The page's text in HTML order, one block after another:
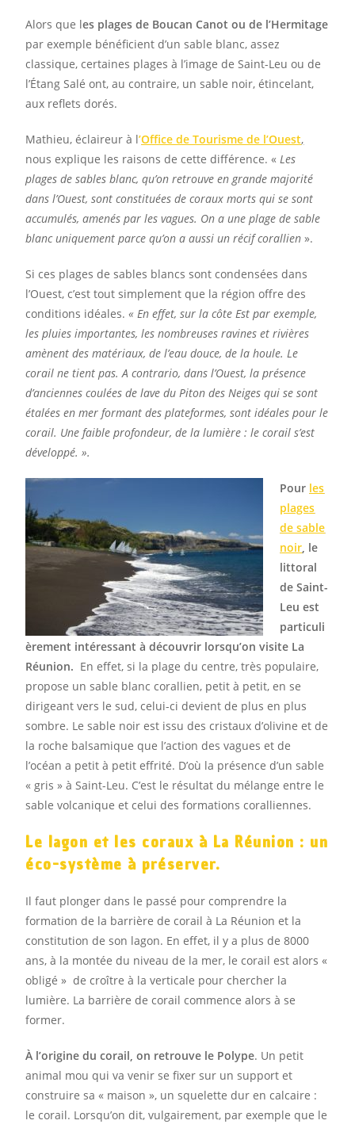
Alors que les plages de Boucan Canot ou de l’Hermitage
par exemple bénéficient d’un sable blanc, assez
classique, certaines plages à l’image de Saint-Leu ou de
l’Étang Salé ont, au contraire, un sable noir, étincelant,
aux reflets dorés.
Mathieu, éclaireur à l’Office de Tourisme de l’Ouest,
nous explique les raisons de cette différence. «Les
plages de sables blanc, qu’on retrouve en grande majorité
dans l’Ouest, sont constituées de coraux morts qui se sont
accumulés, amenés par les vagues. On a une plage de sable
blanc uniquement parce qu’on a aussi un récif corallien ».
Si ces plages de sables blancs sontcondensées dans
l’Ouest, c’est tout simplement que la région offre des
conditions idéales.« En effet, sur la côte Est par exemple,
les pluies importantes, les nombreuses ravines et rivières
amènent des matériaux, de l’eau douce, de la houle. Le
corail ne tient pas. A contrario, dans l’Ouest, la présence
d’anciennes coulées de lave du Piton des Neiges qui se sont
étalées en mer formant des plateformes, sont idéales pour le
corail. Une faible profondeur, de la lumière : le corail s’est
développé. ».
Pour les
plages
de sable
noir, le
littoral
de Saint-
Leu est
particuli
èrement intéressant à découvrir lorsqu’on visite La
Réunion. En effet, si la plage du centre, très populaire,
propose un sable blanc corallien, petit à petit, en se
dirigeant vers le sud, celui-ci devient de plus en plus
sombre. Le sable noir est issu des cristaux d’olivine et de
la roche balsamique que l’action des vagues et de
l’océan a petit à petit effrité. D’où la présence d’un sable
« gris » à Saint-Leu. C’est le résultat du mélange entre le
sable volcanique et celui des formations coralliennes.
Le lagon et les coraux à La Réunion : un
éco-système à préserver.
Il faut plonger dans le passé pour comprendre la
formation de la barrière de corail à La Réunion et la
constitution de son lagon. En effet, il y a plus de 8000
ans, à la montée du niveau de la mer, le corail est alors «
obligé » de croître à la verticale pour chercher la
lumière. La barrière de corail commence alors à se
former.
À l’origine du corail, on retrouve le Polype. Un petit
animal mou qui va venir se fixer sur un support et
construire sa « maison », un squelette dur en calcaire :
le corail. Lorsqu’on dit, vulgairement, par exemple que le